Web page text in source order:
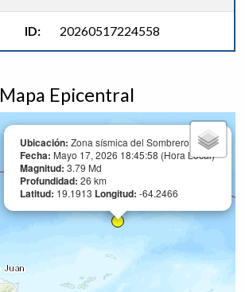
ID: 20260517224558
Mapa Epicentral
Ubicación: Zona sísmica del Sombrero
Fecha: Mayo 17, 2026 18:45:58 (Hora Local)
Magnitud: 3.79 Md
Profundidad: 26 km
Latitud: 19.1913 Longitud: -64.2466